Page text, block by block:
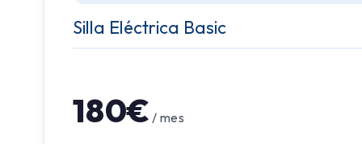
Silla Eléctrica Basic
180€ / mes